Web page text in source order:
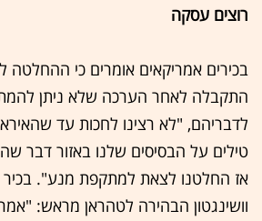
רוצים עסקה
בכירים אמריקאים אומרים כי
התקבלה לאחר הערכה שלא ניתן
לדבריהם, "לא רצינו לחכות עד
טילים על הבסיסים שלנו באזור דבר
אז החלטנו לצאת למתקפת מנע". בכיר
וושינגטון הבהירה לטהראן מראש: